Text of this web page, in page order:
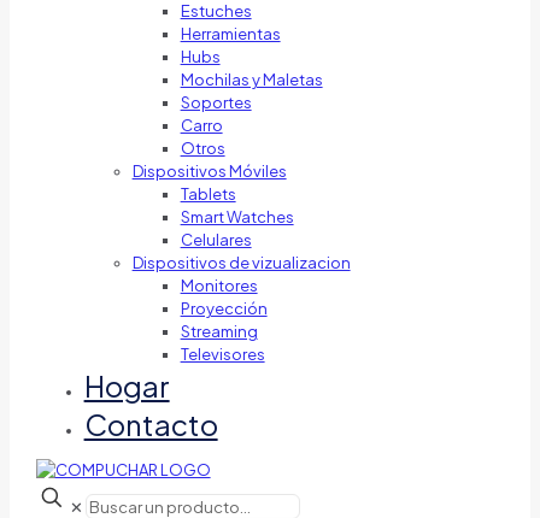
Estuches
Herramientas
Hubs
Mochilas y Maletas
Soportes
Carro
Otros
Dispositivos Móviles
Tablets
Smart Watches
Celulares
Dispositivos de vizualizacion
Monitores
Proyección
Streaming
Televisores
Hogar
Contacto
✕